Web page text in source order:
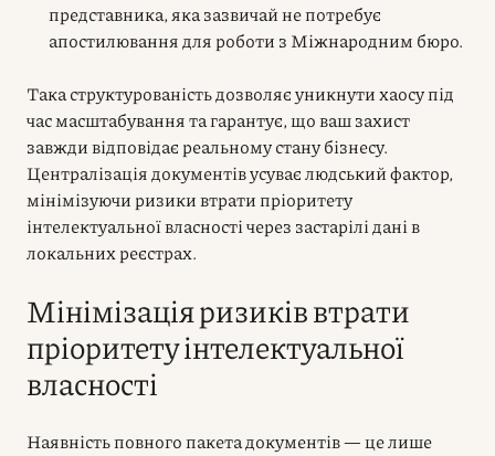
представника, яка зазвичай не потребує
апостилювання для роботи з Міжнародним бюро.
Така структурованість дозволяє уникнути хаосу під
час масштабування та гарантує, що ваш захист
завжди відповідає реальному стану бізнесу.
Централізація документів усуває людський фактор,
мінімізуючи ризики втрати пріоритету
інтелектуальної власності через застарілі дані в
локальних реєстрах.
Мінімізація ризиків втрати
пріоритету інтелектуальної
власності
Наявність повного пакета документів — це лише